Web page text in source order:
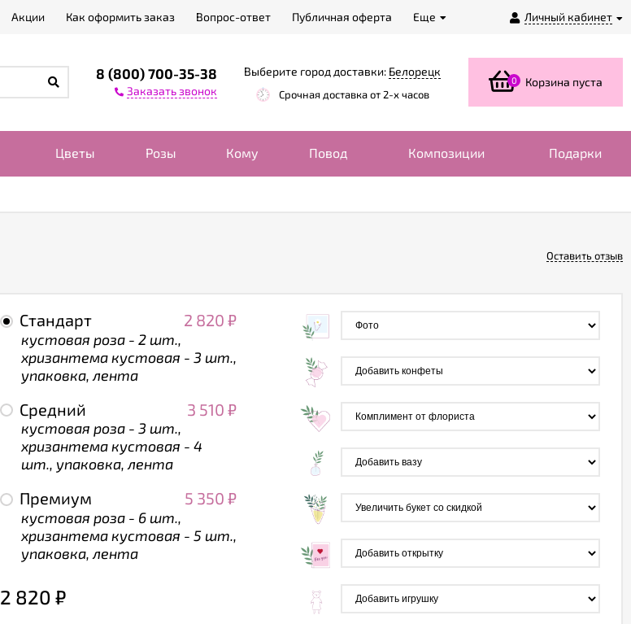
Личный кабинет
Акции Как оформить заказ Вопрос-ответ Публичная оферта Еще
8 (800) 700-35-38
Заказать звонок
Выберите город доставки: Белорецк
Срочная доставка от 2-х часов
0 Корзина пуста
Цветы Розы Кому Повод Композиции Подарки
Оставить отзыв
Стандарт 2 820 ₽
кустовая роза - 2 шт.,
хризантема кустовая - 3 шт.,
упаковка, лента
Средний 3 510 ₽
кустовая роза - 3 шт.,
хризантема кустовая - 4
шт., упаковка, лента
Премиум 5 350 ₽
кустовая роза - 6 шт.,
хризантема кустовая - 5 шт.,
упаковка, лента
2 820 ₽